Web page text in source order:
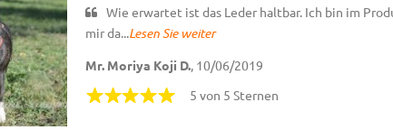
Wie erwartet ist das Leder haltbar. Ich bin im
mir da...Lesen Sie weiter
Mr. Moriya Koji D., 10/06/2019
5 von 5 Sternen